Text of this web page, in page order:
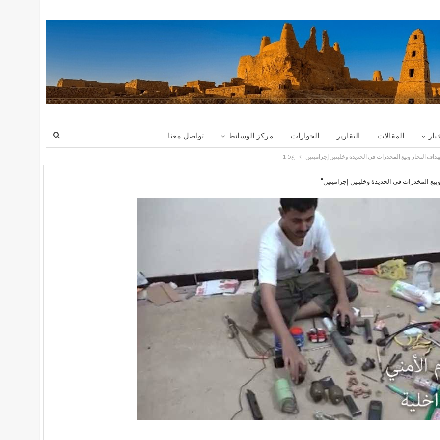
المقالات التقارير الحوارات مركز الوسائط تواصل معنا
التجار وبيع المخدرات في الحديدة وخليتين إجراميتين ع5-1